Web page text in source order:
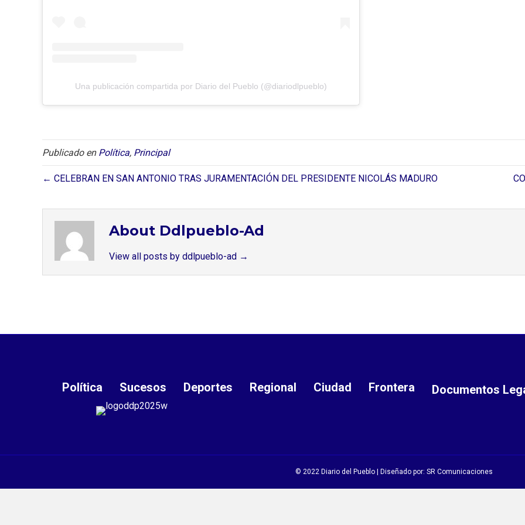
Una publicación compartida por Diario del Pueblo (@diariodlpueblo)
Publicado en Política, Principal
← CELEBRAN EN SAN ANTONIO TRAS JURAMENTACIÓN DEL PRESIDENTE NICOLÁS MADURO
About Ddlpueblo-Ad
View all posts by ddlpueblo-ad →
Política Sucesos Deportes Regional Ciudad Frontera Documentos
© 2022 Diario del Pueblo | Diseñado por: SR Comunicaciones